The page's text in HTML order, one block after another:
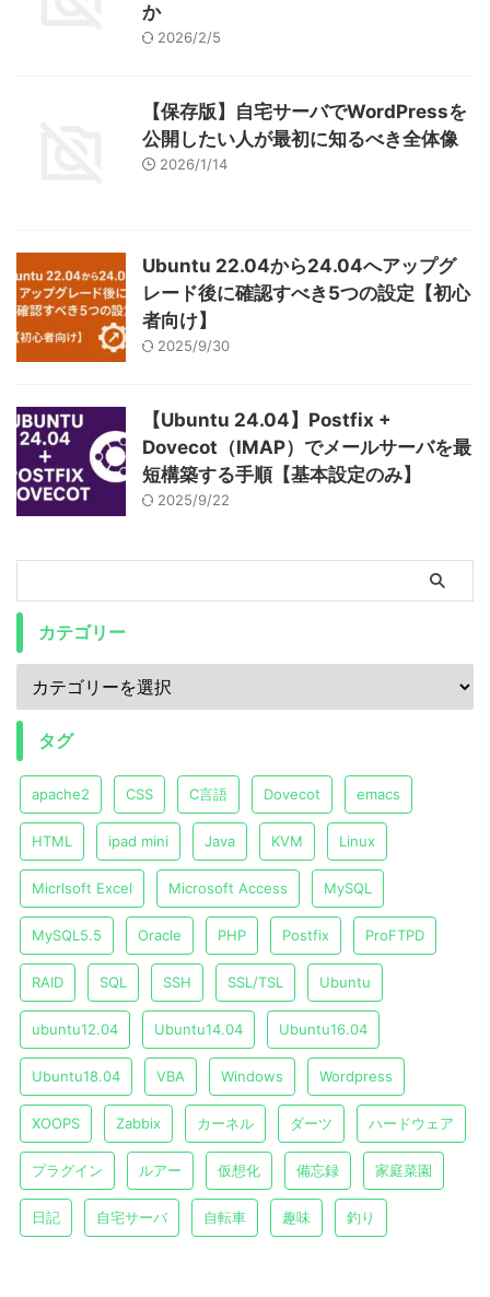
か
2026/2/5
【保存版】自宅サーバでWordPressを
公開したい人が最初に知るべき全体像
2026/1/14
Ubuntu 22.04から24.04へアップグ
レード後に確認すべき5つの設定【初心
者向け】
2025/9/30
【Ubuntu 24.04】Postfix +
Dovecot（IMAP）でメールサーバを最
短構築する手順【基本設定のみ】
2025/9/22
カテゴリー
タグ
apache2 CSS C言語 Dovecot emacs
HTML ipad mini Java KVM Linux
Micrlsoft Excel Microsoft Access MySQL
MySQL5.5 Oracle PHP Postfix ProFTPD
RAID SQL SSH SSL/TSL Ubuntu
ubuntu12.04 Ubuntu14.04 Ubuntu16.04
Ubuntu18.04 VBA Windows Wordpress
XOOPS Zabbix カーネル ダーツ ハードウェア
プラグイン ルアー 仮想化 備忘録 家庭菜園
日記 自宅サーバ 自転車 趣味 釣り